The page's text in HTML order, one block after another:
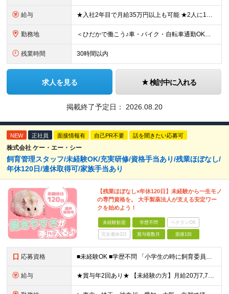
給与 ★入社2年目で月給35万円以上も可能 ★2人に1人以上が年収500万円以上 （今後年収500万円以上の層はさらに増える予定。年収500万円以下は多くが直近入社者） ★免許取得にかかる費用は会社が全額負
勤務地 ＜ひだかで働こう♪車・バイク・自転車通勤OK！埼玉エリア勤務＞ 埼玉県日高市大字田波目581-3（日高市役所の近く） └転勤なし！ └通勤費上限3万円まで支給 └駐車場完備 【社員の方のお住まい先】
残業時間 30時間以内
求人を見る 検討中に入れる
掲載終了予定日： 2026.08.20
NEW 正社員 面接情報有 自己PR不要 話を聞きたい応募可
株式会社 ケー・エー・シー
飼育管理スタッフ/未経験OK/充実研修/資格手当あり/残業ほぼなし/
年休120日/連休取得可/家族手当あり
【残業ほぼなし×年休120日】未経験から一生モノ
の専門資格を。 大手製薬法人が支える安定ワー
クを始めよう！
未経験歓迎 学歴不問 ベテランOK
完全週休2日 賞与複数月 面接1回
応募資格 ■未経験OK ■学歴不問 「小学生の時に飼育委員だった！」 なんて方もお待ちしております♪ ※ご自宅でのペット飼育について※ ご自宅でげっ歯類・ウサギのペット飼育を禁止しております。当社業務では清
給与 ★賞与年2回あり★ 【未経験の方】月給20万7,750円～＋賞与年2回＋残業代全額支給＋交通費支給 【生物系大卒の方】月給21万3,750円～＋賞与年2回＋残業代全額支給＋交通費支給 ★手当が充実